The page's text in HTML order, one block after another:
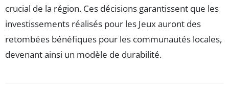
crucial de la région. Ces décisions garantissent que les
investissements réalisés pour les Jeux auront des
retombées bénéfiques pour les communautés locales,
devenant ainsi un modèle de durabilité.